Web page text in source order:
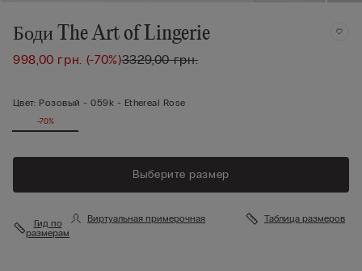
Боди The Art of Lingerie
998,00 грн. (-70%)3329,00 грн.
Цвет: Розовый -059k - Ethereal Rose
-70%
Выберите размер
Гид по
размерам
Виртуальная примерочная Таблица размеров